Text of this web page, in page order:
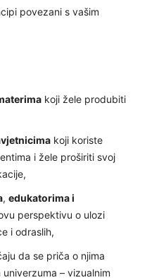
povezani s vašim
koji žele produbiti
koji koriste
i žele proširiti svoj
, edukatorima i
perspektivu o ulozi
i odraslih,
da se priča o njima
– vizualnim